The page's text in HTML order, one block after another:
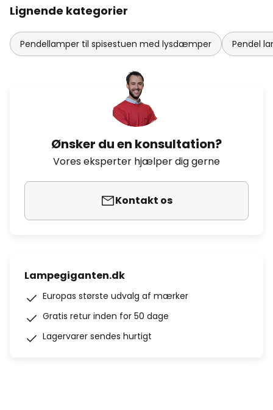
Lignende kategorier
Pendellamper til spisestuen med lysdæmper Pendel
Ønsker du en konsultation?
Vores eksperter hjælper dig gerne
Kontakt os
Lampegiganten.dk
Europas største udvalg af mærker
Gratis retur inden for 50 dage
Lagervarer sendes hurtigt